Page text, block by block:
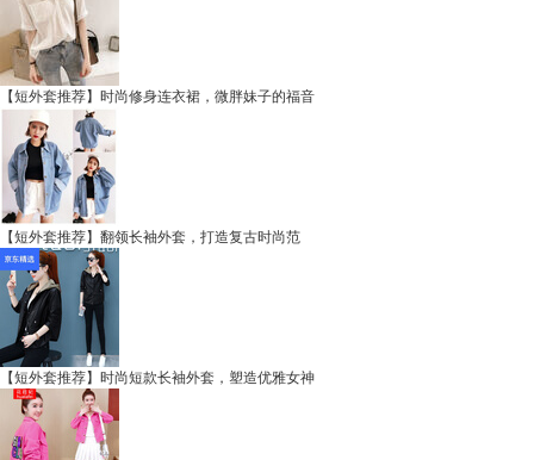
【短外套推荐】时尚修身连衣裙，微胖妹子的福音
【短外套推荐】翻领长袖外套，打造复古时尚范
【短外套推荐】时尚短款长袖外套，塑造优雅女神